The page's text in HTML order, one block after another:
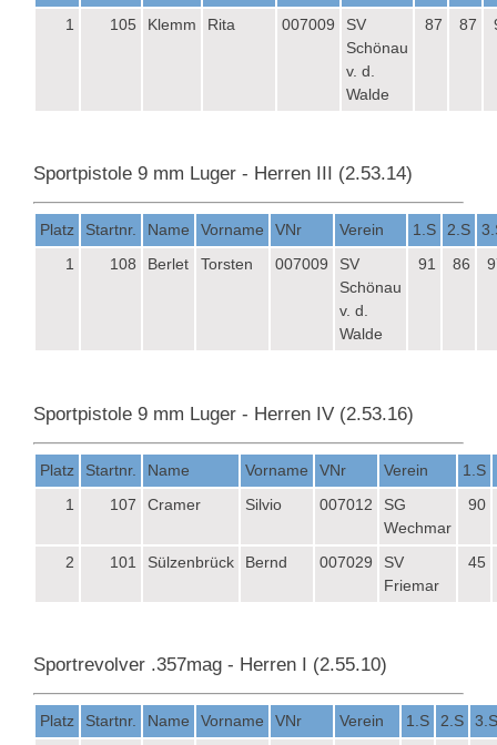
1
105 Klemm Rita 007009
SV
Schönau
v. d.
Walde
87 87
Sportpistole 9 mm Luger - Herren III (2.53.14)
Platz Startnr. Name Vorname VNr Verein 1.S 2.S
1
108 Berlet Torsten 007009
SV
Schönau
v. d.
Walde
91 86
Sportpistole 9 mm Luger - Herren IV (2.53.16)
Platz Startnr. Name Vorname VNr Verein
1.S
1
107 Cramer Silvio 007012
SG
Wechmar
90
2 101 Sülzenbrück Bernd 007029
SV
Friemar
45
Sportrevolver .357mag - Herren I (2.55.10)
Platz Startnr. Name Vorname VNr Verein 1.S 2.S
3.S